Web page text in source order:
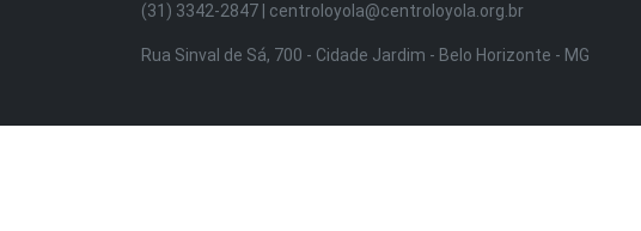
(31) 3342-2847 | centroloyola@centroloyola.org.br
Rua Sinval de Sá, 700 - Cidade Jardim - Belo Horizonte - MG